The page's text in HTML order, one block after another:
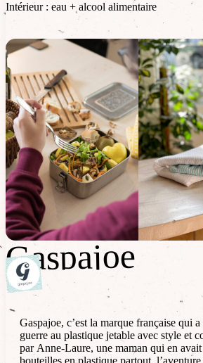
Intérieur : eau + alcool alimentaire
Gaspajoe
Gaspajoe, c’est la marque française qui
guerre au plastique jetable avec style et
par Anne-Laure, une maman qui en
bouteilles en plastique partout,
Gaspajoe